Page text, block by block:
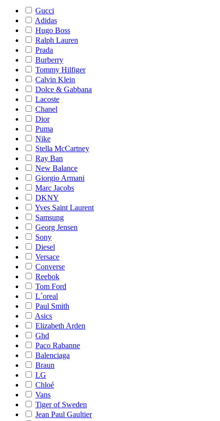
Gucci
Adidas
Hugo Boss
Ralph Lauren
Prada
Burberry
Tommy Hilfiger
Calvin Klein
Dolce & Gabbana
Lacoste
Chanel
Dior
Puma
Nike
Stella McCartney
Ray Ban
New Balance
Giorgio Armani
Marc Jacobs
DKNY
Yves Saint Laurent
Samsung
Georg Jensen
Sony
Diesel
Versace
Converse
Reebok
Tom Ford
L´oreal
Paul Smith
Asics
Elizabeth Arden
Ghd
Paco Rabanne
Balenciaga
Braun
LG
Chloé
Vans
Tiger of Sweden
Jean Paul Gaultier